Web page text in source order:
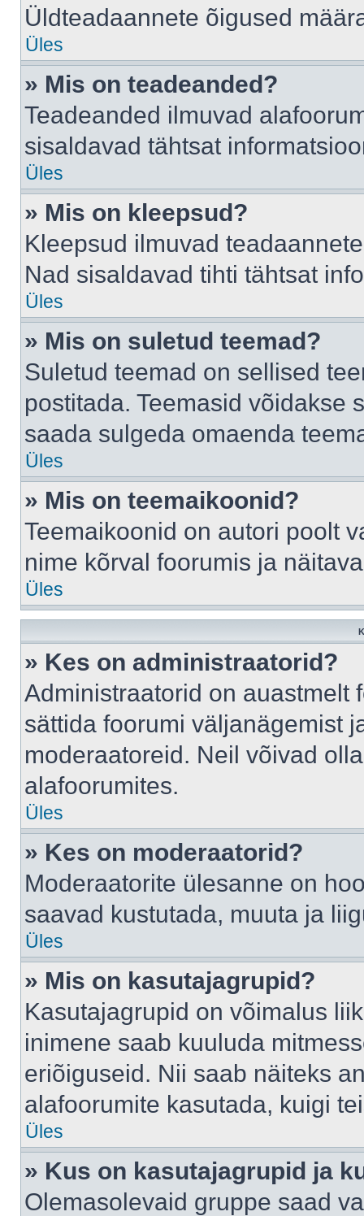
Üldteadaannete õigused
Üles
» Mis on teadeanded?
Teadeanded ilmuvad
sisaldavad tähtsat
Üles
» Mis on kleepsud?
Kleepsud ilmuvad
Nad sisaldavad tihti tähtsat
Üles
» Mis on suletud teemad?
Suletud teemad on sellised
postitada. Teemasid võidakse
saada sulgeda omaenda
Üles
» Mis on teemaikoonid?
Teemaikoonid on autori poolt
nime kõrval foorumis ja
Üles
» Kes on administraatorid?
Administraatorid on auastmelt
sättida foorumi väljanägemist
moderaatoreid. Neil võivad
alafoorumites.
Üles
» Kes on moderaatorid?
Moderaatorite ülesanne on
saavad kustutada, muuta ja
Üles
» Mis on kasutajagrupid?
Kasutajagrupid on võimalus
inimene saab kuuluda
eriõiguseid. Nii saab näiteks
alafoorumite kasutada, kuigi
Üles
» Kus on kasutajagrupid ja
Olemasolevaid gruppe saad